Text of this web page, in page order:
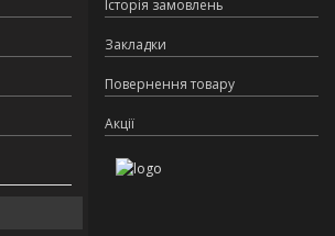
Історія замовлень
Закладки
Повернення товару
Акції